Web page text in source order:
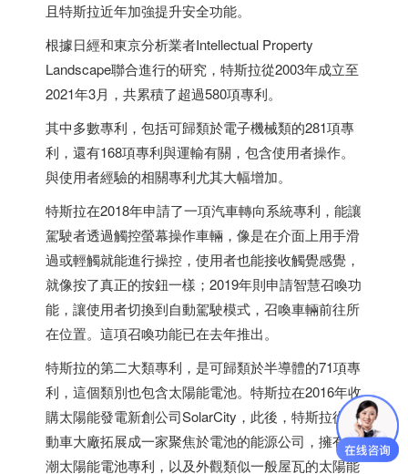
且特斯拉近年加強提升安全功能。
根據日經和東京分析業者Intellectual Property
Landscape聯合進行的研究，特斯拉從2003年成立至
2021年3月，共累積了超過580項專利。
其中多數專利，包括可歸類於電子機械類的281項專
利，還有168項專利與運輸有關，包含使用者操作。
與使用者經驗的相關專利尤其大幅增加。
特斯拉在2018年申請了一項汽車轉向系統專利，能讓
駕駛者透過觸控螢幕操作車輛，像是在介面上用手滑
過或輕觸就能進行操控，使用者也能接收觸覺感覺，
就像按了真正的按鈕一樣；2019年則申請智慧召喚功
能，讓使用者切換到自動駕駛模式，召喚車輛前往所
在位置。這項召喚功能已在去年推出。
特斯拉的第二大類專利，是可歸類於半導體的71項專
利，這個類別也包含太陽能電池。特斯拉在2016年收
購太陽能發電新創公司SolarCity，此後，特斯拉從電
動車大廠拓展成一家聚焦於電池的能源公司，擁有防
潮太陽能電池專利，以及外觀類似一般屋瓦的太陽能